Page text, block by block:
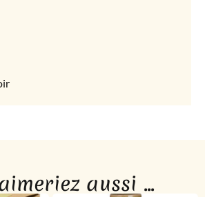
aussi ...